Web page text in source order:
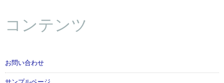
コンテンツ
お問い合わせ